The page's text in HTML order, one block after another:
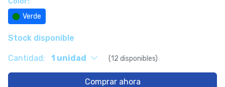
Verde
Stock disponible
Cantidad: 1 unidad (12 disponibles)
Comprar ahora